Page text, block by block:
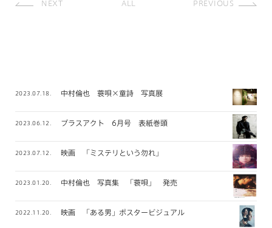
NEXT ALL PREVIOUS
2023.07.18. 中村倫也 蓑唄×童詩 写真展
2023.06.12. プラスアクト 6月号 表紙巻頭
2023.07.12. 映画 「ミステリという勿れ」
2023.01.20. 中村倫也 写真集 「蓑唄」 発売
2022.11.20. 映画 「ある男」ポスタービジュアル